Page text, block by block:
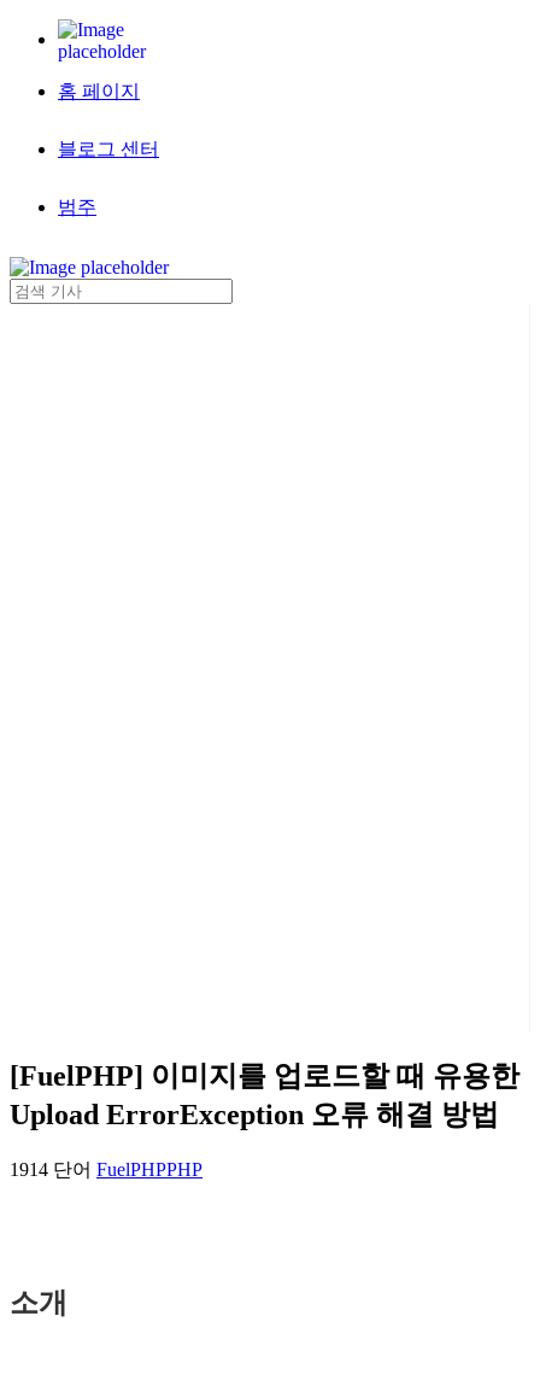
홈 페이지
블로그 센터
범주
[FuelPHP] 이미지를 업로드할 때 유용한
Upload ErrorException 오류 해결 방법
1914 단어 FuelPHPPHP
소개